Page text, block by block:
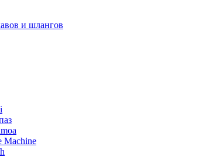
и шлангов
Machine